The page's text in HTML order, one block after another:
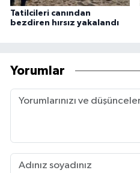
Tatilcileri canından
bezdiren hırsız yakalandı
Yorumlar